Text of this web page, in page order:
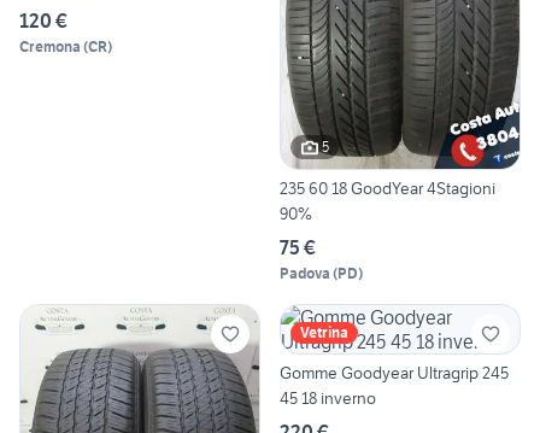
120 €
Cremona (CR)
5
235 60 18 GoodYear 4Stagioni
90%
75 €
Padova (PD)
Vetrina
Gomme Goodyear Ultragrip 245
45 18 inverno